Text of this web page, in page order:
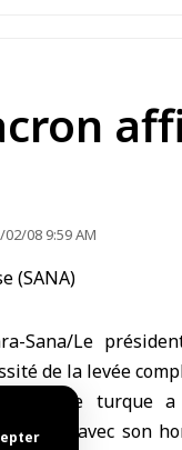
08 9:59 AM
Sana/Le
de la levée
turque
avec son